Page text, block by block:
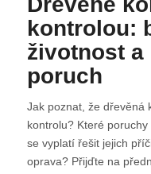
kontrolou:
životnost a
poruch
Jak poznat, že dřevěná
kontrolu? Které
se vyplatí řešit jejich
oprava? Přijďte na